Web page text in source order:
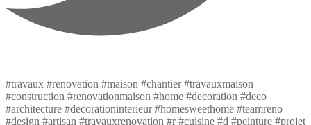
#travaux #renovation #maison #chantier #travauxmaison
#construction #renovationmaison #home #decoration #deco
#architecture #decorationinterieur #homesweethome #teamreno
#design #artisan #travauxrenovation #r #cuisine #d #peinture #projet